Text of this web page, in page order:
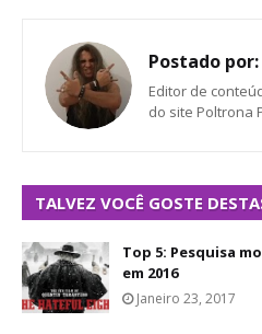
Postado por:
Editor de
do site Poltrona
TALVEZ VOCÊ GOSTE
Top 5: Pesquisa
em 2016
Janeiro 23, 2017